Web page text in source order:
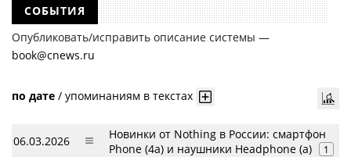
СОБЫТИЯ
Опубликовать/исправить описание системы —
book@cnews.ru
по дате / упоминаниям в текстах
06.03.2026
Новинки от Nothing в России: смартфон
Phone (4a) и наушники Headphone (a)
1